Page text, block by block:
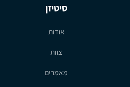
סיטיזן
אודות
צוות
מאמרים